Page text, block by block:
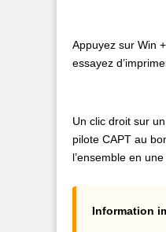
Appuyez sur Win
essayez
Un clic droit sur
pilote CAPT au
l’ensemble en
Information